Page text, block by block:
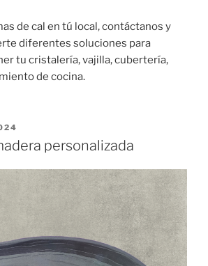
de cal en tú local, contáctanos y
diferentes soluciones para
tu cristalería, vajilla, cubertería,
de cocina.
personalizada